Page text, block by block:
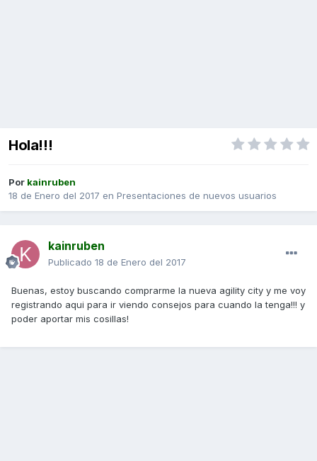
Hola!!!
Por kainruben
18 de Enero del 2017 en Presentaciones de nuevos usuarios
kainruben
Publicado 18 de Enero del 2017
Buenas, estoy buscando comprarme la nueva agility city y me voy
registrando aqui para ir viendo consejos para cuando la tenga!!! y
poder aportar mis cosillas!